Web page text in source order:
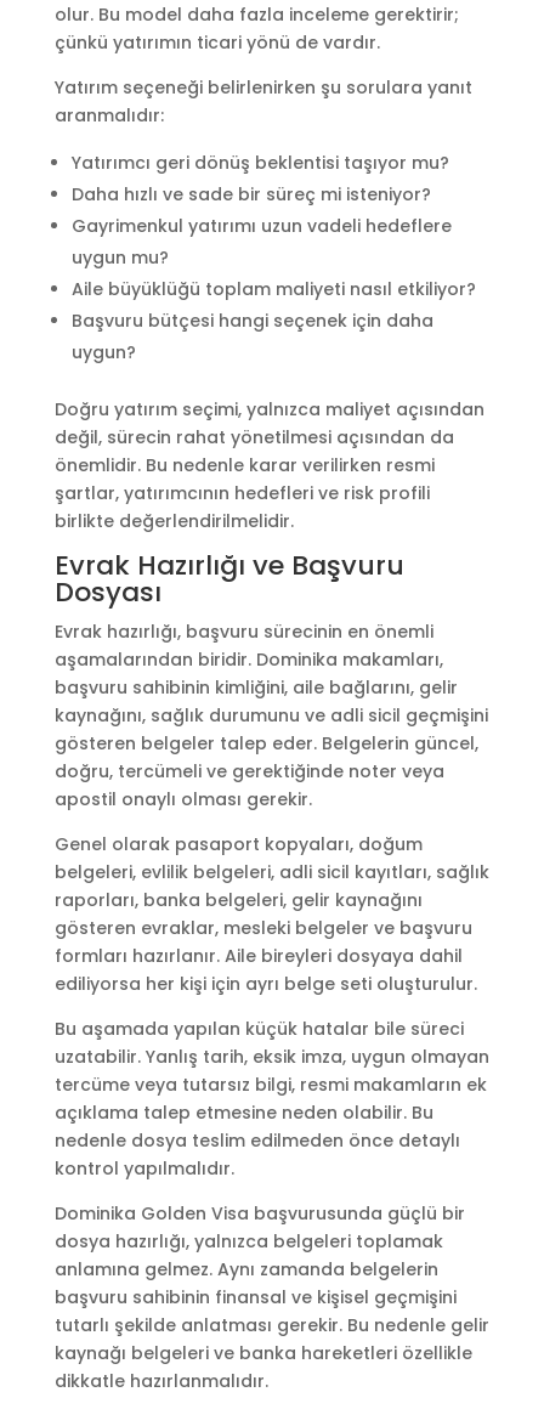
olur. Bu model daha fazla inceleme gerektirir;
çünkü yatırımın ticari yönü de vardır.
Yatırım seçeneği belirlenirken şu sorulara yanıt
aranmalıdır:
Yatırımcı geri dönüş beklentisi taşıyor mu?
Daha hızlı ve sade bir süreç mi isteniyor?
Gayrimenkul yatırımı uzun vadeli hedeflere
uygun mu?
Aile büyüklüğü toplam maliyeti nasıl etkiliyor?
Başvuru bütçesi hangi seçenek için daha
uygun?
Doğru yatırım seçimi, yalnızca maliyet açısından
değil, sürecin rahat yönetilmesi açısından da
önemlidir. Bu nedenle karar verilirken resmi
şartlar, yatırımcının hedefleri ve risk profili
birlikte değerlendirilmelidir.
Evrak Hazırlığı ve Başvuru
Dosyası
Evrak hazırlığı, başvuru sürecinin en önemli
aşamalarından biridir. Dominika makamları,
başvuru sahibinin kimliğini, aile bağlarını, gelir
kaynağını, sağlık durumunu ve adli sicil geçmişini
gösteren belgeler talep eder. Belgelerin güncel,
doğru, tercümeli ve gerektiğinde noter veya
apostil onaylı olması gerekir.
Genel olarak pasaport kopyaları, doğum
belgeleri, evlilik belgeleri, adli sicil kayıtları, sağlık
raporları, banka belgeleri, gelir kaynağını
gösteren evraklar, mesleki belgeler ve başvuru
formları hazırlanır. Aile bireyleri dosyaya dahil
ediliyorsa her kişi için ayrı belge seti oluşturulur.
Bu aşamada yapılan küçük hatalar bile süreci
uzatabilir. Yanlış tarih, eksik imza, uygun olmayan
tercüme veya tutarsız bilgi, resmi makamların ek
açıklama talep etmesine neden olabilir. Bu
nedenle dosya teslim edilmeden önce detaylı
kontrol yapılmalıdır.
Dominika Golden Visa başvurusunda güçlü bir
dosya hazırlığı, yalnızca belgeleri toplamak
anlamına gelmez. Aynı zamanda belgelerin
başvuru sahibinin finansal ve kişisel geçmişini
tutarlı şekilde anlatması gerekir. Bu nedenle gelir
kaynağı belgeleri ve banka hareketleri özellikle
dikkatle hazırlanmalıdır.